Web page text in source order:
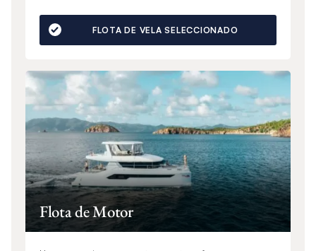
FLOTA DE VELA SELECCIONADO
Flota de Motor